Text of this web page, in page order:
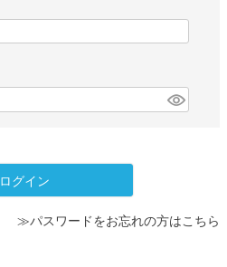
ログイン
≫パスワードをお忘れの方はこちら